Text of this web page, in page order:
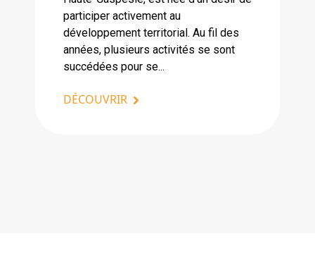
participer activement au
développement territorial. Au fil des
années, plusieurs activités se sont
succédées pour se...
DÉCOUVRIR